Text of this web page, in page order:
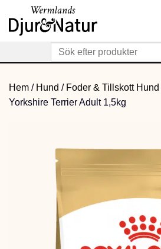
content
Hem / Hund / Foder & Tillskott Hund
Yorkshire Terrier Adult 1,5kg